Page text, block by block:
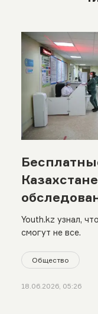
Youth.kz узнал,
смогут не все.
Общество
18.06.2026, 05:26